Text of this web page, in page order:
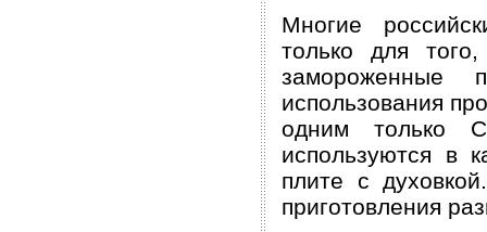
Многие
только для
замороженные
использования
одним только
используются в
плите с
приготовления